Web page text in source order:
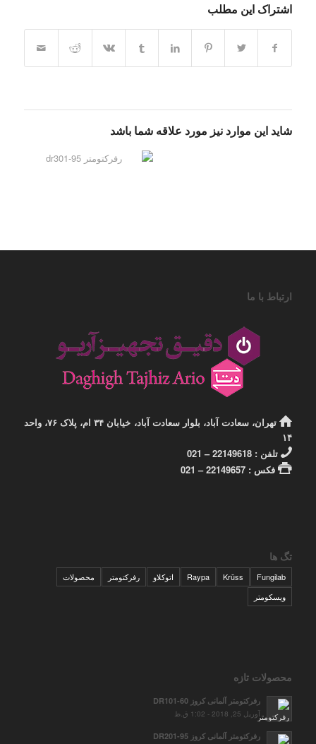
اشتراک این مطلب
شاید این موارد نیز مورد علاقه شما باشد
ارتباط با ما
تهران، سعادت آباد، بلوار سعادت آباد، خیابان ۳۴ ام، پلاک ۷۶، واحد
۱۴
تلفن : 22149618 – 021
فکس : 22149657 – 021
تگ ها
Fungilab
Krüss
Raypa اتوکلاو رفرکتومتر
محصولات
ویسکومتر
محصولات تازه
رفرکتومتر آلمانی کروز DR101-60
آوریل 25, 2018 - 1:02 ق.ظ
رفرکتومتر آلمانی کروز DR201-95